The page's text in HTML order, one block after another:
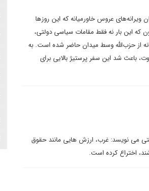
ویرانه‌های عروس خاورمیانه که این روزها
که این بار نه فقط مقامات سیاسی دولتی،
از حزب‌الله وسط میدان حاضر شده است. به
باعث شد این سفر پرستیژ بالایی برای
می نویسد: غرب، ارزش هایی مانند حقوق
اختراع کرده است.